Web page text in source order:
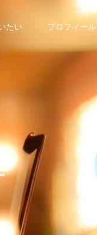
たい プロフィール
情報